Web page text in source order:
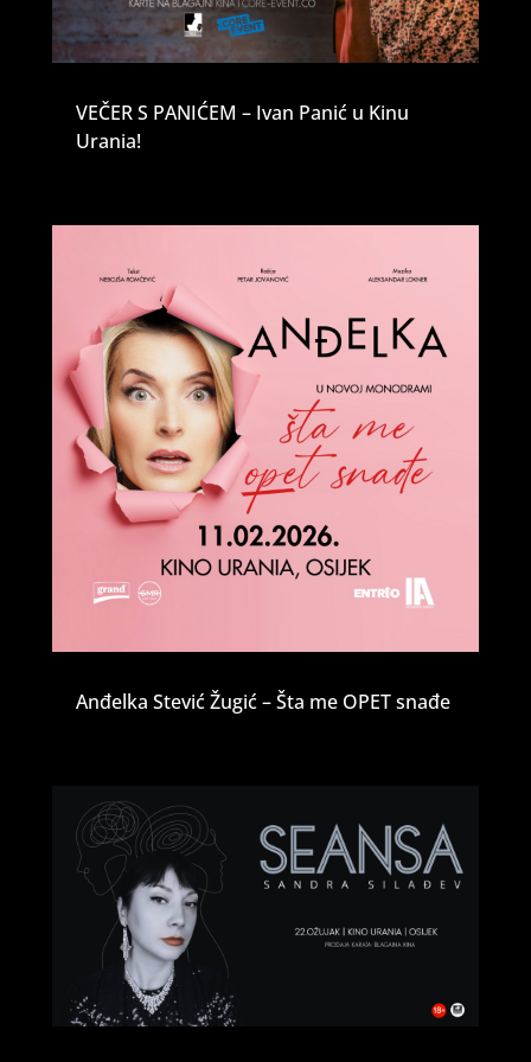
VEČER S PANIĆEM – Ivan Panić u Kinu
Urania!
Anđelka Stević Žugić – Šta me OPET snađe